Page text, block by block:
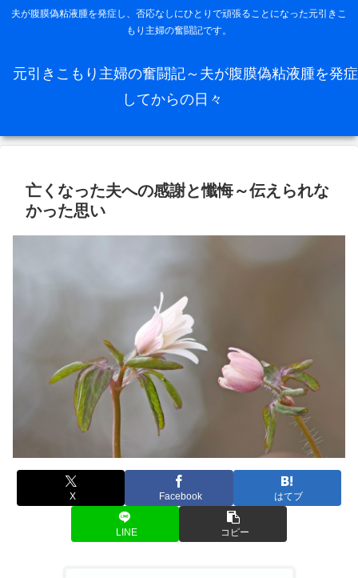
夫が腹膜偽粘液腫を発症し、否応なしにひとりで頑張ることになった元引きこ
もり主婦の奮闘記です。
元引きこもり主婦の奮闘記～夫が腹膜偽粘液腫を発症
してからの日々
亡くなった夫への感謝と懺悔～伝えられな
かった思い
X Facebook はてブ
LINE コピー